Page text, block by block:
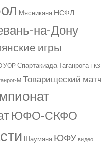
Мясникяна НСФЛ
на-Дону
игры
УОР Спартакиада Таганрога ТКЗ-
М Товарищеский матч
ЮФО-СКФО
Шаумяна ЮФУ видео